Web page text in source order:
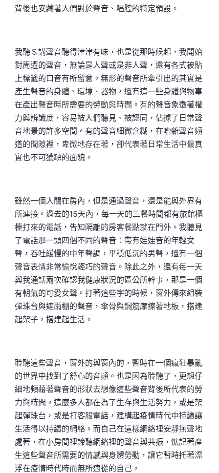
背後也安藏著人們對於聲音、唱腔的特定預設。
我聽Ｓ講聲音聽得津津有味，也是從那時候起，我開始
對周遭的聲音，無論是人聲或是非人聲，還有各式被貼
上標籤的口音有所留意。無形的聲音所牽引出的其實是
產生聲音的身體、環境、器物，還有這一些身體與物事
在產出聲音時所需要的勞動與時間。有的聲音象徵著權
力與辨識度，容易被人們聽見、被認同，佔據了日常聲
音地景的許多空間。有的聲音細微含糊，在嘈雜聲音頻
道的間隙裡，卑微地存在著，卻代表著日常生活中最真
實也不可獲缺的面貌。
雖然一個人關在房內，但是通過聲音，還是能與外界有
所連接。過去的15天內，每一天的三餐時間都有旅館櫃
檯打來的電話，告知隔離的房客餐點就在門外。我聽見
了電話那一頭四個不同的聲音：帶有娃娃音的年輕女
聲，吞吐緩慢的中年聲調，平穩低沉的男聲，還有一個
聲音表情非常愉悅輕巧的聲音。除此之外，還有每一天
與我通話兩次確認我健康狀況的區公所幹事，那是一個
有朝氣的可愛女聲。打著這些字的時候，窗外傳來組裝
彈珠台與遮雨棚的聲音，傘骨與鋼筋摩擦著地板，搭建
起架子，搭建起生活。
聆聽這些聲音，窗外的與窗內的，暫時在一個瘋狂暴亂
的世界中找到了舒心的音頻。也是因為聆聽了，更想仔
細地頻藉著聲音的形狀去想像這些聲音背後所代表的勞
力與時間。這麼多人都在為了生存與生活努力，或是架
起彈珠台，或是打客服電話，建構起疫情時代中持續讓
生活得以持續的網絡。而自己在這樣網絡裡安靜無聲地
處著，在小房間裡諦聽網絡裡的聲音與共振，惦記著產
生這些聲音所需要的情感與身體勞動，讓它暫時托著漂
浮在疫情時代時而無所適從的自己。